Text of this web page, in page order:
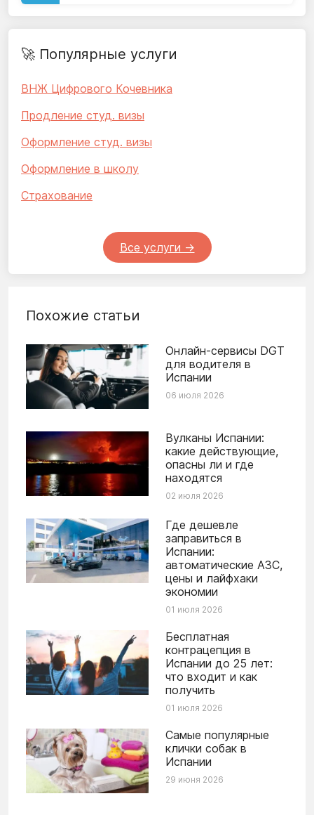
🚀 Популярные услуги
ВНЖ Цифрового Кочевника
Продление студ. визы
Оформление студ. визы
Оформление в школу
Страхование
Все услуги ->
Похожие статьи
Онлайн-сервисы DGT
для водителя в
Испании
06 июля 2026
Вулканы Испании:
какие действующие,
опасны ли и где
находятся
02 июля 2026
Где дешевле
заправиться в
Испании:
автоматические АЗС,
цены и лайфхаки
экономии
01 июля 2026
Бесплатная
контрацепция в
Испании до 25 лет:
что входит и как
получить
01 июля 2026
Самые популярные
клички собак в
Испании
29 июня 2026